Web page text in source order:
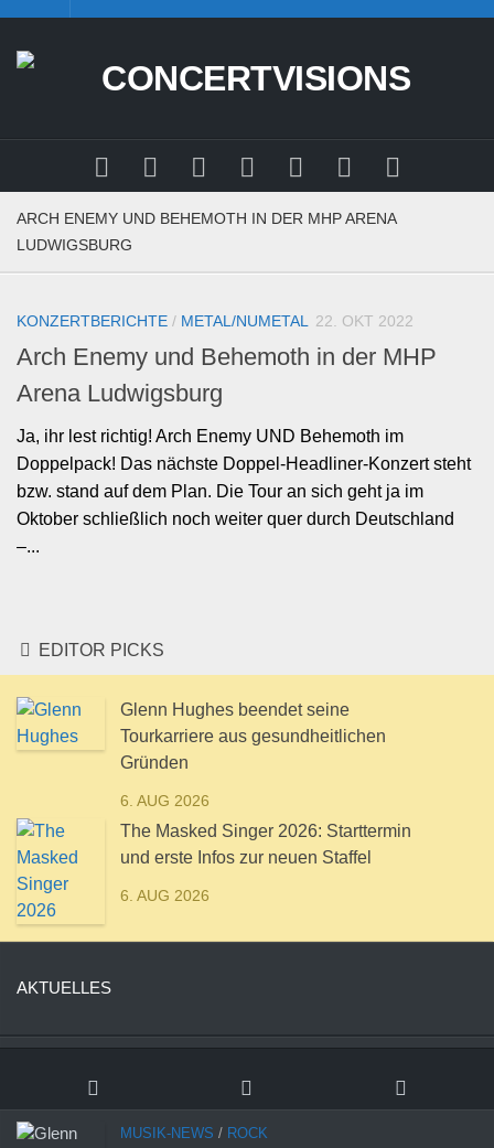
content
ARCH ENEMY UND BEHEMOTH IN DER MHP ARENA
LUDWIGSBURG
KONZERTBERICHTE / METAL/NUMETAL 22. OKT 2022
Arch Enemy und Behemoth in der MHP
Arena Ludwigsburg
Ja, ihr lest richtig! Arch Enemy UND Behemoth im
Doppelpack! Das nächste Doppel-Headliner-Konzert steht
bzw. stand auf dem Plan. Die Tour an sich geht ja im
Oktober schließlich noch weiter quer durch Deutschland
–...
EDITOR PICKS
Glenn Hughes beendet seine
Tourkarriere aus gesundheitlichen
Gründen
6. AUG 2026
The Masked Singer 2026: Starttermin
und erste Infos zur neuen Staffel
6. AUG 2026
AKTUELLES
MUSIK-NEWS / ROCK